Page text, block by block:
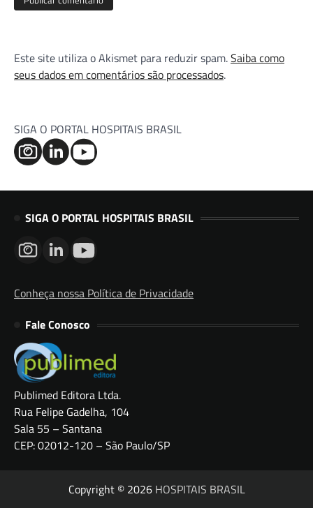
Este site utiliza o Akismet para reduzir spam.Saiba como
seus dados em comentários são processados.
SIGA O PORTAL HOSPITAIS BRASIL
SIGA O PORTAL HOSPITAIS BRASIL
Conheça nossa Política de Privacidade
Fale Conosco
Publimed Editora Ltda.
Rua Felipe Gadelha, 104
Sala 55 – Santana
CEP: 02012-120 – São Paulo/SP
Copyright © 2026 HOSPITAIS BRASIL